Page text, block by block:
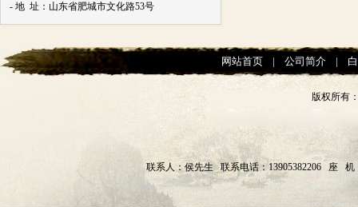
- 地 址：山东省肥城市文化路53号
网站首页 |公司简介 |
版权所有
联系人：侯先生 联系电话：13905382206 座